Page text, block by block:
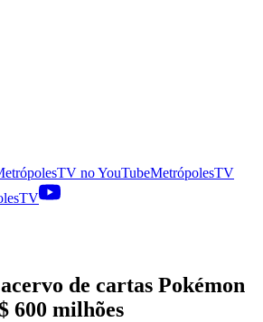
noYouTubeMetrópolesTV
de cartas Pokémon
600 milhões